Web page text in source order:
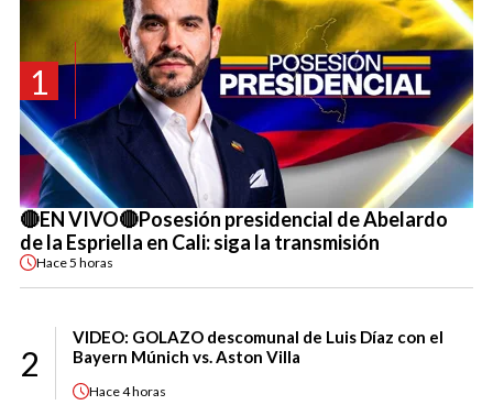
1
🔴EN VIVO🔴Posesión presidencial de Abelardo
de la Espriella en Cali: siga la transmisión
Hace5 horas
2
VIDEO: GOLAZO descomunal de Luis Díaz con el
Bayern Múnich vs. Aston Villa
Hace4 horas